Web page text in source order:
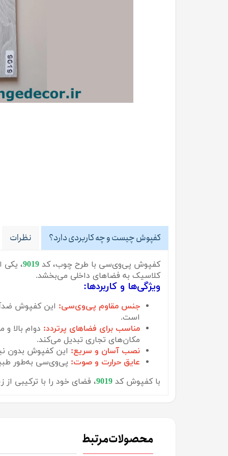
کفپوش چیست و چه کاربردی دارد؟ نظرات
کفپوش پی‌وی‌سی با طرح چوب، کد 9019، یکی
کلاسیک به فضاهای داخلی می‌بخشد.
ویژگی‌ها و کاربردها:
جنس مقاوم پی‌وی‌سی: این کفپوش
است.
مناسب برای فضاهای پرتردد: دوام بالا
مکان‌های تجاری تبدیل می‌کند.
نصب آسان و سریع: این کفپوش بدون
عایق حرارت و صوت: پی‌وی‌سی به‌طور
با کفپوش کد 9019، فضای خود را با ترکیبی
محصولات مرتبط